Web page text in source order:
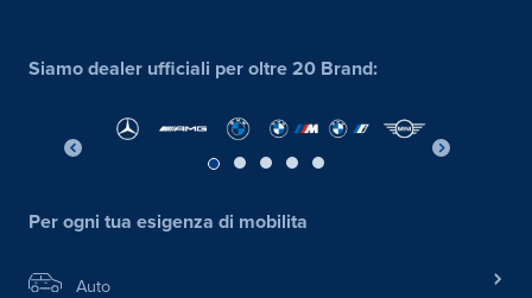
Siamo dealer ufficiali per oltre 20 Brand:
Per ogni tua esigenza di mobilita
Auto